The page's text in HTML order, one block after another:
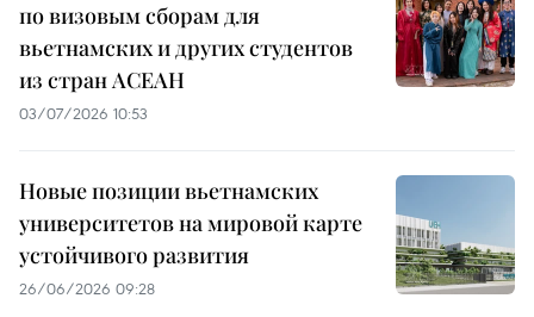
по визовым сборам для
вьетнамских и других студентов
из стран АСЕАН
03/07/2026 10:53
Новые позиции вьетнамских
университетов на мировой карте
устойчивого развития
26/06/2026 09:28